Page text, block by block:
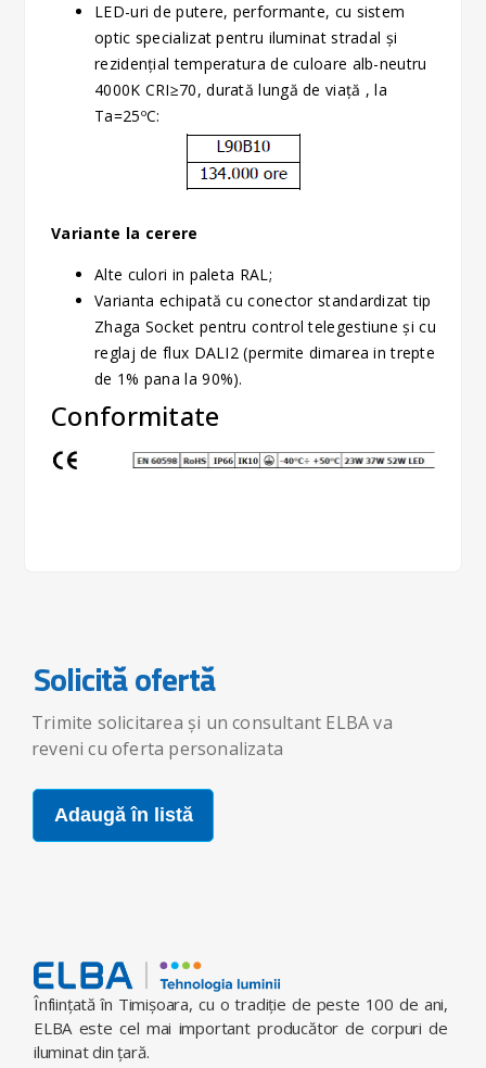
LED-uri de putere, performante, cu sistem
optic specializat pentru iluminat stradal şi
rezidenţial temperatura de culoare alb-neutru
4000K CRI≥70, durată lungă de viaţă , la
Ta=25ºC:
Variante la cerere
Alte culori in paleta RAL;
Varianta echipată cu conector standardizat tip
Zhaga Socket pentru control telegestiune și cu
reglaj de flux DALI2 (permite dimarea in trepte
de 1% pana la 90%).
Conformitate
Solicită ofertă
Trimite solicitarea și un consultant ELBA va
reveni cu oferta personalizata
Adaugă în listă
Înfiinţată în Timişoara, cu o tradiţie de peste 100 de ani,
ELBA este cel mai important producător de corpuri de
iluminat din ţară.